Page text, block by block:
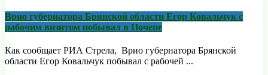
Врио губернатора Брянской области Егор Ковальчук с
рабочим визитом побывал в Почепе
Как сообщает РИА Стрела, Врио губернатора Брянской
области Егор Ковальчук побывал с рабочей ...